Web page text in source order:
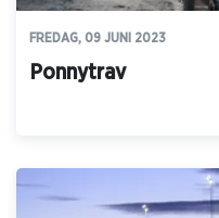
FREDAG, 09 JUNI 2023
Ponnytrav